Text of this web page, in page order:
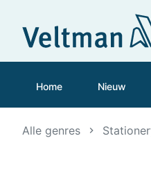
Home Nieuw
Alle genres